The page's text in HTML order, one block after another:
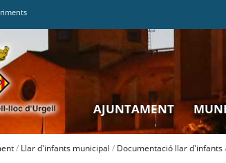
AJUNTAMENT
/ Llar d'infants municipal / Documentació llar d'infants